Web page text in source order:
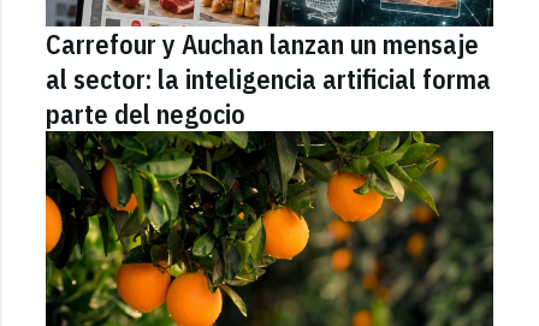
Carrefour y Auchan lanzan un mensaje
al sector: la inteligencia artificial forma
parte del negocio